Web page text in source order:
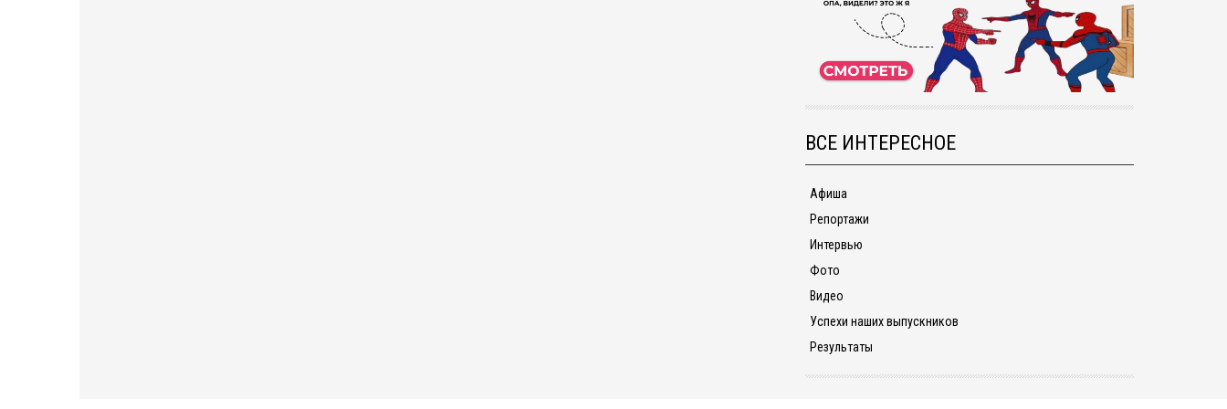
ВСЕ ИНТЕРЕСНОЕ
Афиша
Репортажи
Интервью
Фото
Видео
Успехи наших выпускников
Результаты